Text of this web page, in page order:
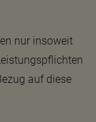
nur insoweit
auf diese